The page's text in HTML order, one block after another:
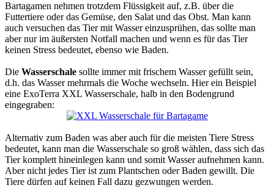
Bartagamen nehmen trotzdem Flüssigkeit auf, z.B. über die
Futtertiere oder das Gemüse, den Salat und das Obst. Man kann
auch versuchen das Tier mit Wasser einzusprühen, das sollte man
aber nur im äußersten Notfall machen und wenn es für das Tier
keinen Stress bedeutet, ebenso wie Baden.
Die Wasserschale sollte immer mit frischem Wasser gefüllt sein,
d.h. das Wasser mehrmals die Woche wechseln. Hier ein Beispiel
eine ExoTerra XXL Wasserschale, halb in den Bodengrund
eingegraben:
Alternativ zum Baden was aber auch für die meisten Tiere Stress
bedeutet, kann man die Wasserschale so groß wählen, dass sich das
Tier komplett hineinlegen kann und somit Wasser aufnehmen kann.
Aber nicht jedes Tier ist zum Plantschen oder Baden gewillt. Die
Tiere dürfen auf keinen Fall dazu gezwungen werden.